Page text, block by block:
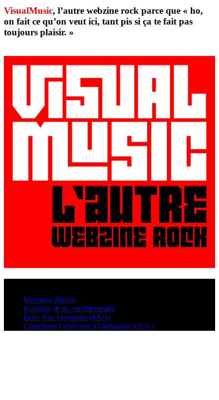
VisualMusic, l’autre webzine rock parce que « ho,
on fait ce qu’on veut ici, tant pis si ça te fait pas
toujours plaisir. »
Mentions légales
Politique de de confidentialité
Foire Aux Questions (FAQ)
Conditions Générales d’Utilisation (CGU)